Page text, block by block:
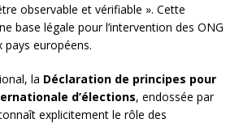
observable et vérifiable ». Cette
base légale pour l’intervention des ONG
européens.
la Déclaration de principes pour
d’élections, endossée par
explicitement le rôle des